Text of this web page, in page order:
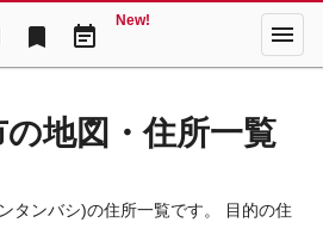
bookmark event_note
New! menu
地図・住所一覧
タンバシ)の住所一覧です。 目的の住